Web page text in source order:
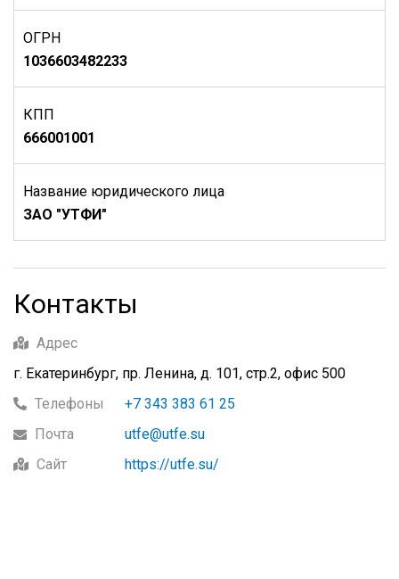
ОГРН
1036603482233
КПП
666001001
Название юридического лица
ЗАО "УТФИ"
Контакты
Адрес
г. Екатеринбург, пр. Ленина, д. 101, стр.2, офис 500
Телефоны
+7 343 383 61 25
Почта
utfe@utfe.su
Сайт
https://utfe.su/